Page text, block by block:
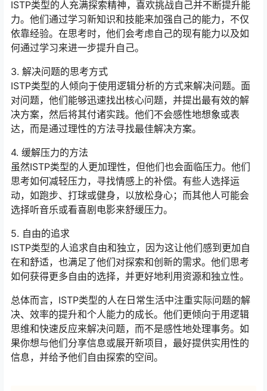
ISTP类型的人充满探索精神，喜欢挑战自己并不断提升能
力。他们通过学习新知识和技能来加强自己的能力，不仅
依靠经验。在思考时，他们会考虑自己的现有能力以及如
何通过学习来进一步提升自己。
3. 解决问题的思考方式
ISTP类型的人倾向于使用逻辑分析的方式来解决问题。面
对问题，他们能够迅速找出核心问题，并提出最有效的解
决方案，然后将其付诸实践。他们不会感性地想象或表
达，而是通过理性的方法寻找最佳解决方案。
4. 缓解压力的方法
虽然ISTP类型的人更加理性，但他们也会面临压力。他们
思考如何减轻压力，寻找情感上的补偿。有些人选择运
动，如跑步、打球或健身，以放松身心；而其他人可能会
选择听音乐或看喜剧电影来舒缓压力。
5. 自由的追求
ISTP类型的人追求自由和独立，因为这让他们感到更加自
在和舒适，也满足了他们对探索和创新的需求。他们思考
如何获得更多自由的选择，并更好地利用资源和独立性。
总体而言，ISTP类型的人在日常生活中注重实际问题的解
决、效率的提升和个人能力的成长。他们更倾向于用逻辑
思维和快速反应来解决问题，而不是感性地处理事务。如
果你想与他们分享信息或展开新项目，最好提供实用性的
信息，并给予他们自由探索的空间。